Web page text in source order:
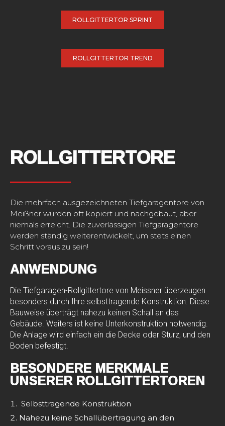
ROLLGITTERTOR SPRINT
ROLLGITTERTOR TREND
ROLLGITTERTORE
Die mehrfach ausgezeichneten Tiefgaragentore von
Meißner wurden oft kopiert und nachgebaut, aber
niemals erreicht. Die zuverlässigen Tiefgaragentore
werden ständig weiterentwickelt, um stets einen
Schritt voraus zu sein!
ANWENDUNG
Die Tiefgaragen-Rollgittertore von Meissner überzeugen
besonders durch Ihre selbsttragende Konstruktion. Diese
Bauweise überträgt nahezu keinen Schall an das
Gebäude. Weiters ist keine Unterkonstruktion notwendig.
Die Anlage wird einfach ein die Decke oder Sturz, und den
Boden befestigt.
BESONDERE MERKMALE
UNSERER ROLLGITTERTOREN
Selbsttragende Konstruktion
Nahezu keine Schallübertragung an den